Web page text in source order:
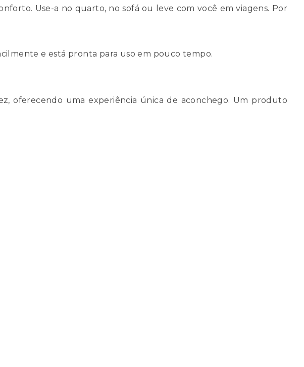
Use-a no quarto, no sofá ou leve com você em viagens. Por
e está pronta para uso em pouco tempo.
oferecendo uma experiência única de aconchego. Um produto